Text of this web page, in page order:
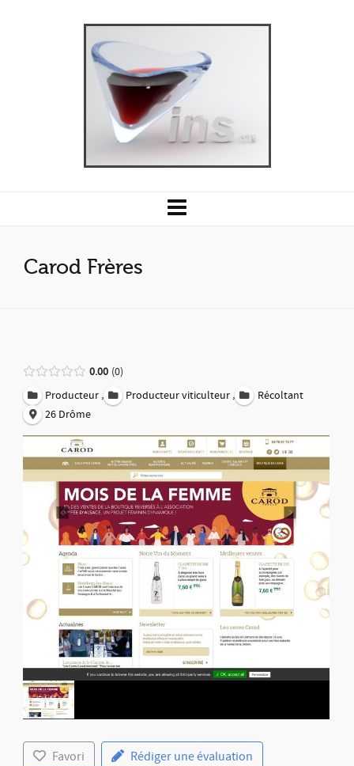
Carod Frères
0.00 0
Producteur , Producteur viticulteur ,
Récoltant
26 Drôme
Favori
Rédiger une évaluation